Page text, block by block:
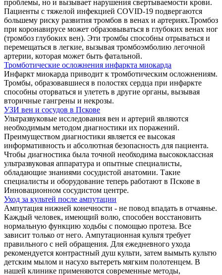
проблемы, но и вызывает нарушения свертываемости крови.
Пациенты с тяжелой инфекцией COVID-19 подвергаются
большему риску развития тромбов в венах и артериях.Тромбоз
при коронавирусе может образовываться в глубоких венах ног
(тромбоз глубоких вен). Эти тромбы способны отрываться и
перемещаться в легкие, вызывая тромбоэмболию легочной
артерии, которая может быть фатальной.
Тромботические осложнения инфаркта миокарда
Инфаркт миокарда приводит к тромботическим осложнениям.
Тромбы, образовавшиеся в полостях сердца при инфаркте
способны оторваться и улететь в другие органы, вызывая
вторичные гангрены и некрозы.
УЗИ вен и сосудов в Пскове
Ультразвуковые исследования вен и артерий являются
необходимым методом диагностики их поражений.
Преимуществом диагностики является ее высокая
информативность и абсолютная безопасность для пациента.
Чтобы диагностика была точной необходима высококлассная
ультразвуковая аппаратура и опытные специалисты,
обладающие знаниями сосудистой анатомии. Такие
специалисты и оборудование теперь работают в Пскове в
Инновационном сосудистом центре.
Уход за культей после ампутации
Ампутация нижней конечности - не повод впадать в отчаянье.
Каждый человек, имеющий волю, способен восстановить
нормальную функцию ходьбы с помощью протеза. Все
зависит только от него. Ампутационная культя требует
правильного с ней обращения. Для ежедневного ухода
рекомендуется контрастный душ культи, затем вымыть культю
детским мылом и насухо вытереть мягким полотенцем. В
нашей клинике применяются современные методы,